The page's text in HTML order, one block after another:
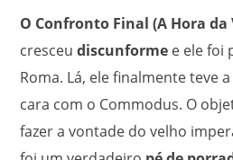
O Confronto Final (A Hora da
cresceudiscunforme e ele foi
Roma. Lá, ele finalmente teve
cara com o Commodus. O
fazer a vontade do velho